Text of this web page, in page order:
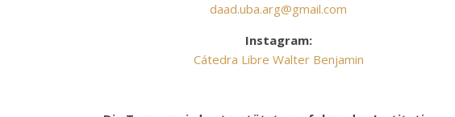
daad.uba.arg@gmail.com
Instagram:
Cátedra Libre Walter Benjamin